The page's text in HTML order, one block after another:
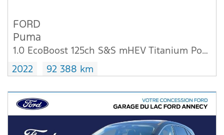
FORD
Puma
1.0 EcoBoost 125ch S&S mHEV Titanium Powershift
2022
92 388 km